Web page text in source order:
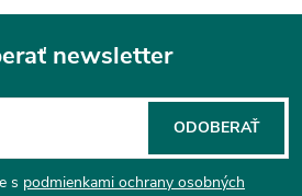
newsletter
s podmienkami ochrany osobných
ODOBERAŤ